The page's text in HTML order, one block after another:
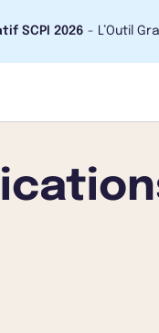
SCPI 2026 - L’Outil